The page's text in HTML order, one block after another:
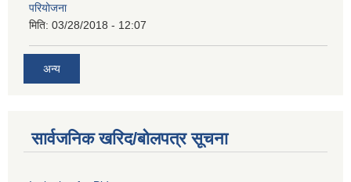
परियोजना
मिति: 03/28/2018 - 12:07
अन्य
सार्वजनिक खरिद/बोलपत्र सूचना